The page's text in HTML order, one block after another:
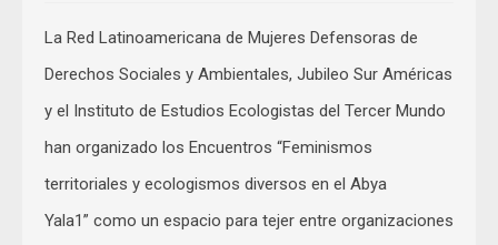
La Red Latinoamericana de Mujeres Defensoras de
Derechos Sociales y Ambientales, Jubileo Sur Américas
y el Instituto de Estudios Ecologistas del Tercer Mundo
han organizado los Encuentros “Feminismos
territoriales y ecologismos diversos en el Abya
Yala1” como un espacio para tejer entre organizaciones